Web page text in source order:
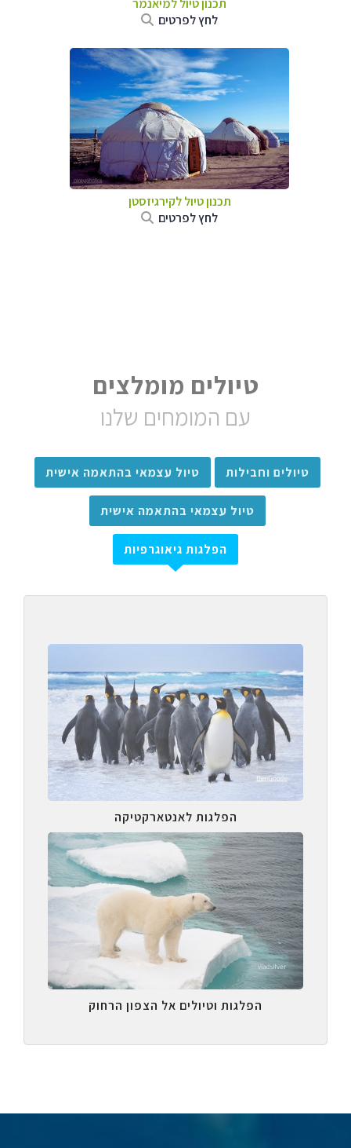
תכנון טיוללמיאנמר
לחץ לפרטים
תכנון טיוללקירגיזסטן
לחץ לפרטים
טיולים מומלצים
עם המומחים שלנו
טיולים וחבילות טיול עצמאי בהתאמה אישית
טיול עצמאי בהתאמה אישית
הפלגות גיאוגרפיות
הפלגות לאנטארקטיקה
הפלגות וטיולים אל הצפון הרחוק